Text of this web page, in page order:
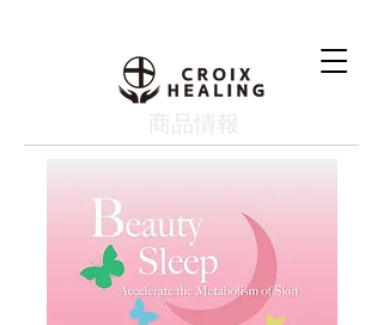
​商品情報